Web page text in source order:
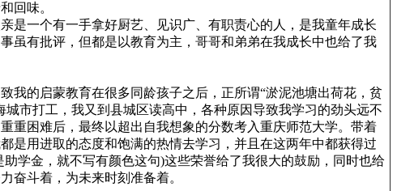
回味。
一个有一手拿好厨艺、见识广、有职责心的人，是我童年成长
虽有批评，但都是以教育为主，哥哥和弟弟在我成长中也给了我
的启蒙教育在很多同龄孩子之后，正所谓“淤泥池塘出荷花，贫
市打工，我又到县城区读高中，各种原因导致我学习的劲头远不
困难后，最终以超出自我想象的分数考入重庆师范大学。带着
是用进取的态度和饱满的热情去学习，并且在这两年中都获得过
学金，就不写有颜色这句)这些荣誉给了我很大的鼓励，同时也给
奋斗着，为未来时刻准备着。